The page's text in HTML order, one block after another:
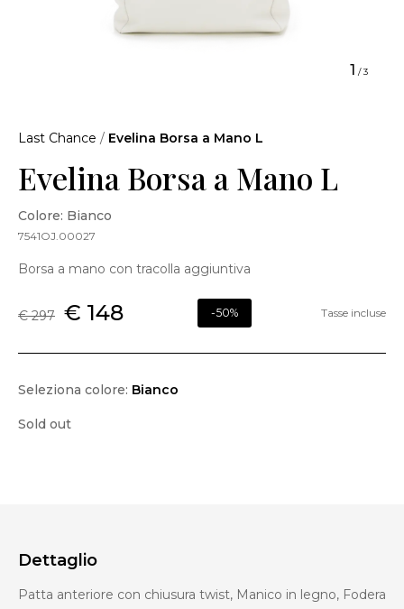
1 /3
Last Chance / Evelina Borsa a Mano L
Evelina Borsa a Mano L
Colore: Bianco
7541OJ.00027
Borsa a mano con tracolla aggiuntiva
€ 297 € 148 -50% Tasse incluse
Seleziona colore: Bianco
Sold out
Dettaglio
Patta anteriore con chiusura twist, Manico in legno, Fodera